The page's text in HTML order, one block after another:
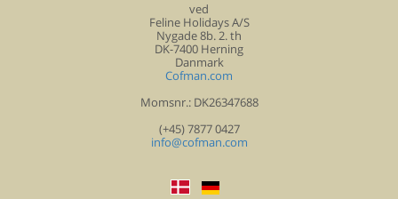
ved
Feline Holidays A/S
Nygade 8b. 2. th
DK-7400 Herning
Danmark
Cofman.com
Momsnr.: DK26347688
(+45) 7877 0427
info@cofman.com